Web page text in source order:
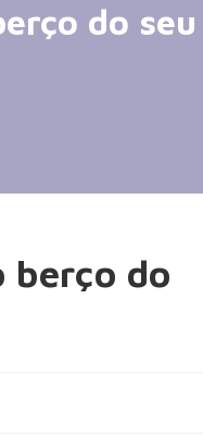
do seu
berço do